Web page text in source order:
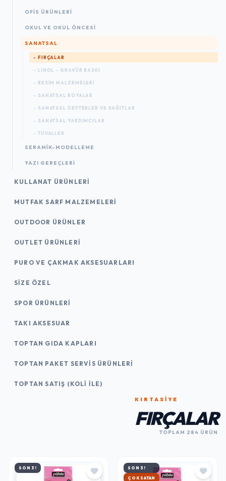
OFIS ÜRÜNLERI
OKUL VE OKUL ÖNCESİ
SANATSAL
- FIRÇALAR
- LINOL - GRAVÜR BASKI
- RESIM MALZEMELERI
- SANATSAL BOYALAR
- SANATSAL DEFTERLER VE KAĞITLAR
- SANATSAL YARDIMCILAR
- TUVALLER
SERAMİK-MODELLEME
YAZI GEREÇLERI
KULLANAT ÜRÜNLERI
MUTFAK SARF MALZEMELERI
OUTDOOR ÜRÜNLER
OUTLET ÜRÜNLERI
PURO VE ÇAKMAK AKSESUARLARI
SIZE ÖZEL
SPOR ÜRÜNLERI
TAKI AKSESUAR
TOPTAN GIDA KAPLARI
TOPTAN PAKET SERVIS ÜRÜNLERI
TOPTAN SATIŞ (KOLI İLE)
KIRTASİYE
FIRÇALAR
TOPLAM 284 ÜRÜN
SON 3!
SON 3!
HIZLI KARGO